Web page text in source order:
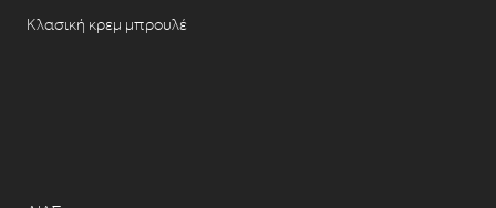
Κλασική κρεμ μπρουλέ